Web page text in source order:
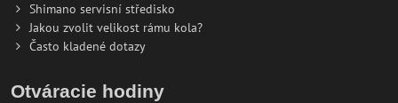
Shimano servisní středisko
Jakou zvolit velikost rámu kola?
Často kladené dotazy
Otváracie hodiny